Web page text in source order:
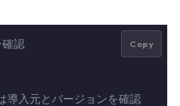
認
導入元とバージョンを確認
Copy